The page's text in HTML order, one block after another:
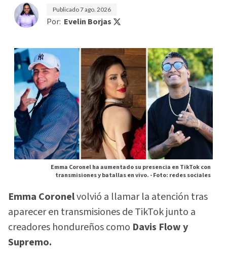
Publicado7 ago. 2026
Por: Evelin Borjas
Emma Coronel ha aumentado su presencia en TikTok con
transmisiones y batallas en vivo. -Foto: redes sociales
Emma Coronelvolvió a llamar la atención tras
aparecer en transmisiones de TikTok junto a
creadores hondureños como Davis Flow y
Supremo.